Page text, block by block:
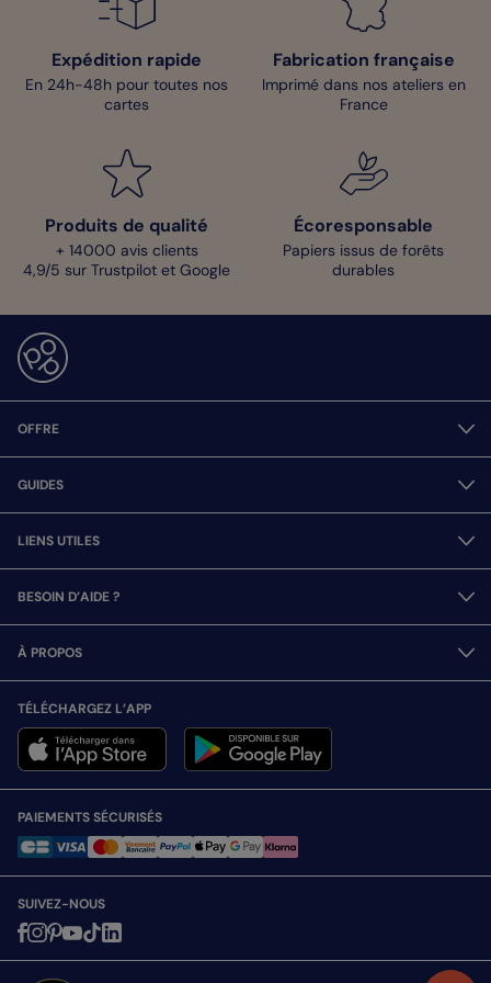
Expédition rapide
En 24h-48h pour toutes nos
cartes
Fabrication française
Imprimé dans nos ateliers en
France
Produits de qualité
+ 14000 avis clients
4,9/5 sur Trustpilot et Google
Écoresponsable
Papiers issus de forêts
durables
OFFRE
GUIDES
LIENS UTILES
BESOIN D’AIDE ?
À PROPOS
TÉLÉCHARGEZ L’APP
PAIEMENTS SÉCURISÉS
SUIVEZ-NOUS